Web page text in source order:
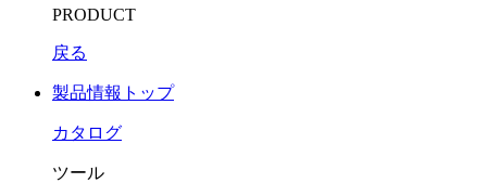
PRODUCT
戻る
製品情報トップ
カタログ
ツール